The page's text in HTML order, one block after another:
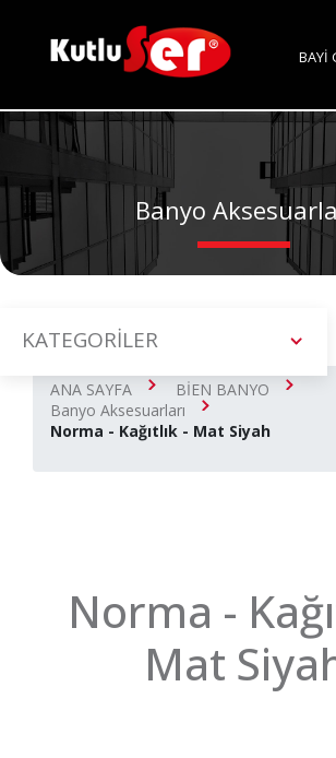
BAYİ
Banyo
KATEGORİLER
ANA SAYFA
BİEN BANYO
Banyo Aksesuarları
Norma - Kağıtlık - Mat Siyah
Norma -
Mat